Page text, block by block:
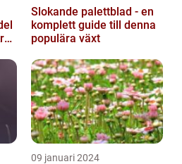
Slokande palettblad - en
komplett guide till denna
populära växt
09 januari 2024